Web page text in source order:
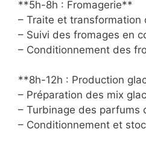
**5h-8h : Fromagerie**
– Traite et transformation
– Suivi des fromages en
– Conditionnement des
**8h-12h : Production
– Préparation des mix
– Turbinage des parfums
– Conditionnement et